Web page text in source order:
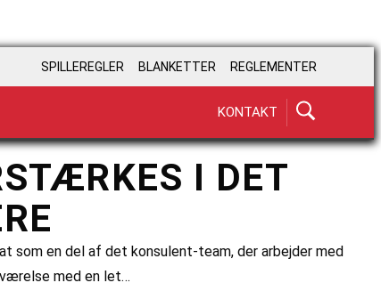
SPILLEREGLER BLANKETTER REGLEMENTER
KONTAKT
I DET
som en del af det konsulent-team, der arbejder med
med en let…